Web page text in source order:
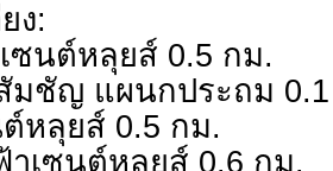
ง:
ซนต์หลุยส์ 0.5 กม.
มชัญ แผนกประถม
หลุยส์ 0.5 กม.
เซนต์หลุยส์ 0.6 กม.